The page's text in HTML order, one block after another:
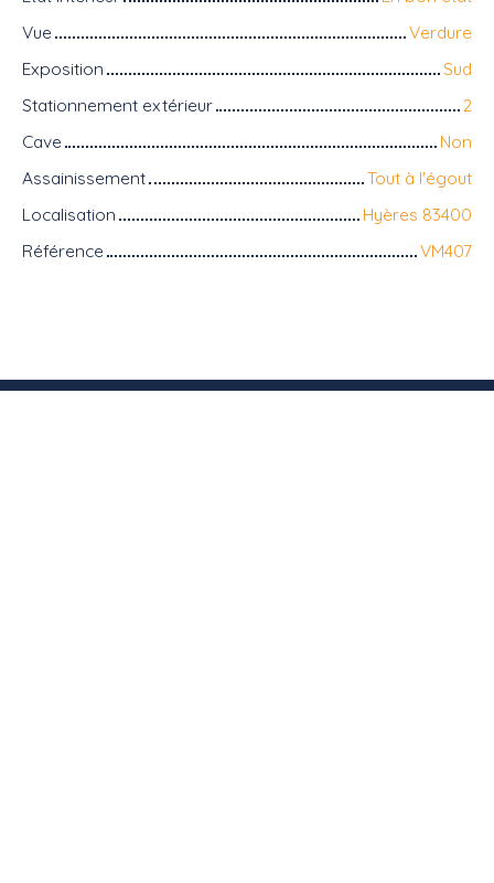
Vue
Verdure
Exposition
Sud
Stationnement extérieur
2
Cave
Non
Assainissement
Tout à l'égout
Localisation
Hyères 83400
Référence
VM407